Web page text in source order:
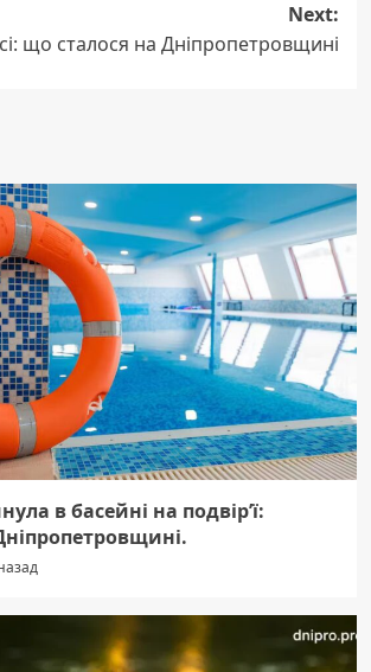
Next:
що сталося на Дніпропетровщині
в басейні на подвір’ї: